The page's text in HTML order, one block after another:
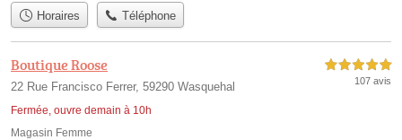
Horaires Téléphone
Boutique Roose
22 Rue Francisco Ferrer, 59290 Wasquehal
Fermée, ouvre demain à 10h
5,0 étoiles sur 5
107 avis
Magasin Femme